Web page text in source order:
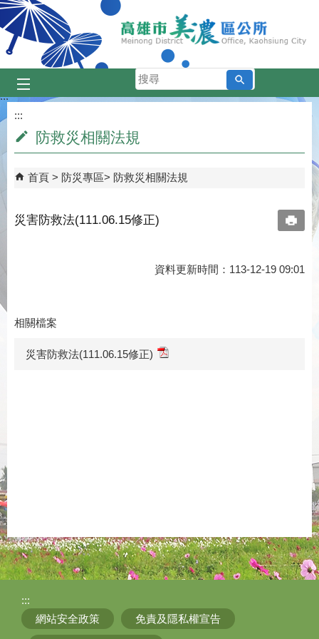
跳到主要內容區塊
搜
尋
:::
:::
防救災相關法規
首頁 防災專區 防救災相關法規
災害防救法(111.06.15修正)
資料更新時間：113-12-19 09:01
相關檔案
災害防救法(111.06.15修正)
:::
網站安全政策
免責及隱私權宣告